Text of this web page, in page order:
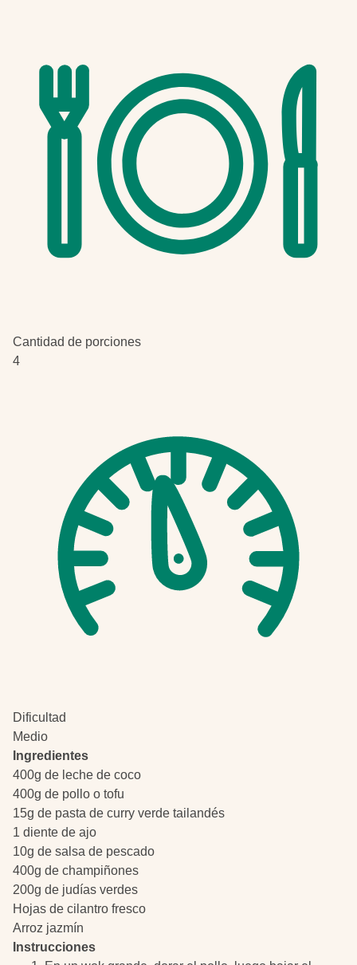
Cantidad de porciones
4
Dificultad
Medio
Ingredientes
400g de leche de coco
400g de pollo o tofu
15g de pasta de curry verde tailandés
1 diente de ajo
10g de salsa de pescado
400g de champiñones
200g de judías verdes
Hojas de cilantro fresco
Arroz jazmín
Instrucciones